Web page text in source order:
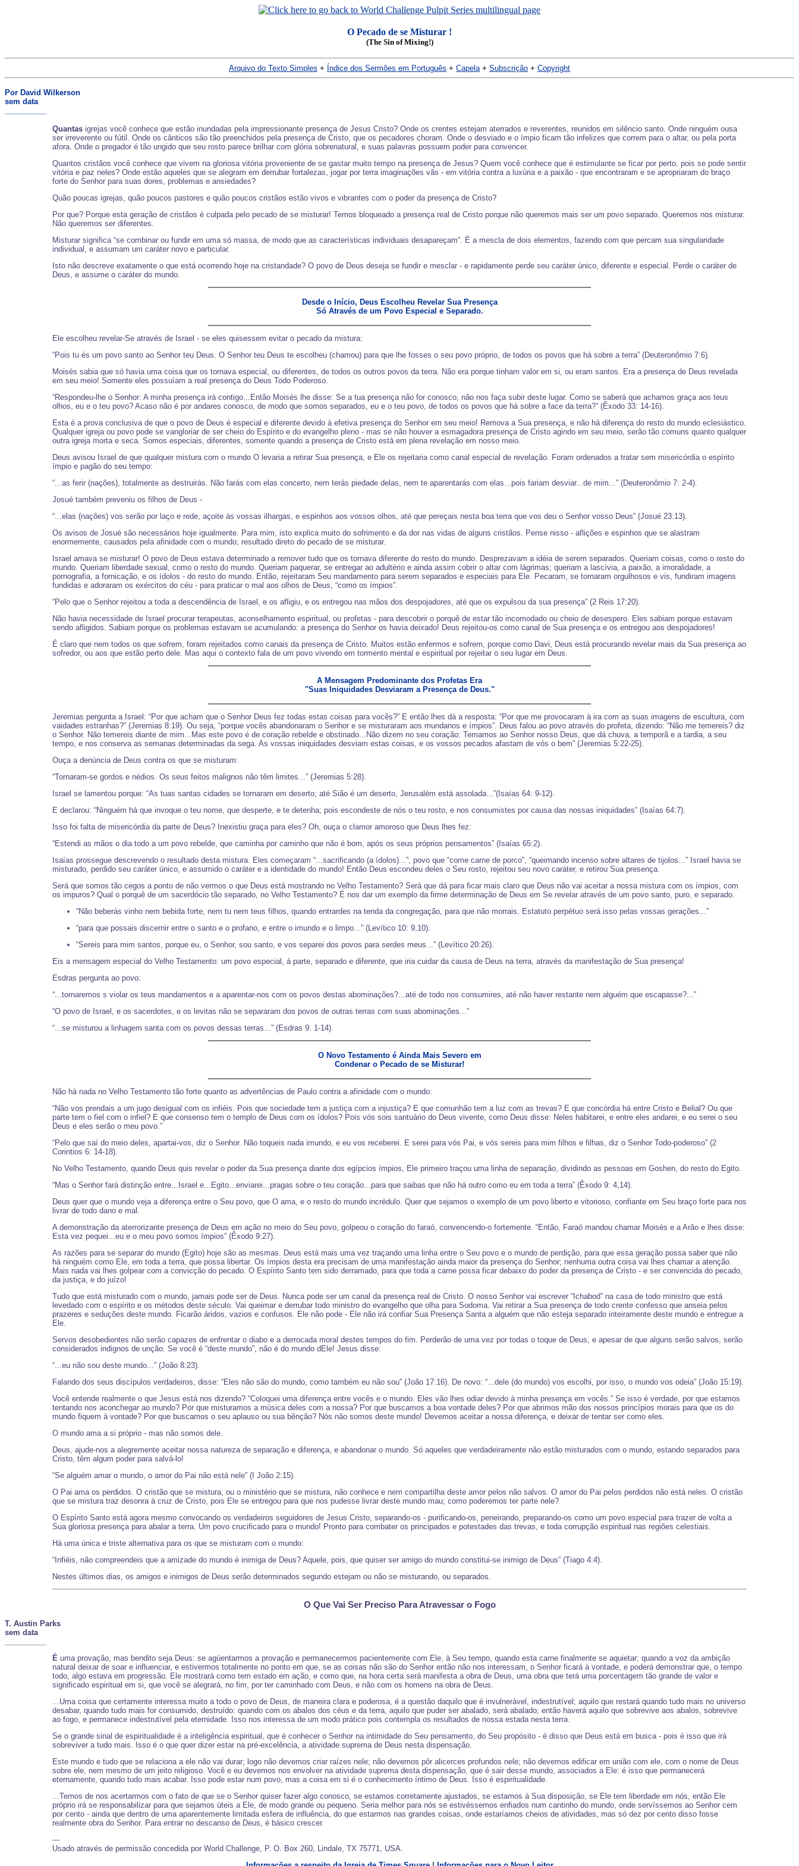
O Pecado de se Misturar !
(The Sin of Mixing!)
Arquivo do Texto Simples + Índice dos Sermões em Português + Capela+ Subscrição + Copyright
Por David Wilkerson
sem data
Quantas igrejas você conhece que estão inundadas pela impressionante presença de Jesus Cristo? Onde os crentes estejam aterrados e reverentes, reunidos em silêncio santo. Onde ninguém ousa
ser irreverente ou fútil. Onde os cânticos são tão preenchidos pela presença de Cristo, que os pecadores choram. Onde o desviado e o ímpio ficam tão infelizes que correm para o altar, ou pela porta
afora. Onde o pregador é tão ungido que seu rosto parece brilhar com glória sobrenatural, e suas palavras possuem poder para convencer.
Quantos cristãos você conhece que vivem na gloriosa vitória proveniente de se gastar muito tempo na presença de Jesus? Quem você conhece que é estimulante se ficar por perto, pois se pode sentir
vitória e paz neles? Onde estão aqueles que se alegram em derrubar fortalezas, jogar por terra imaginações vãs - em vitória contra a luxúria e a paixão - que encontraram e se apropriaram do braço
forte do Senhor para suas dores, problemas e ansiedades?
Quão poucas igrejas, quão poucos pastores e quão poucos cristãos estão vivos e vibrantes com o poder da presença de Cristo?
Por que? Porque esta geração de cristãos é culpada pelo pecado de se misturar! Temos bloqueado a presença real de Cristo porque não queremos mais ser um povo separado. Queremos nos misturar.
Não queremos ser diferentes.
Misturar significa “se combinar ou fundir em uma só massa, de modo que as características individuais desapareçam”. É a mescla de dois elementos, fazendo com que percam sua singularidade
individual, e assumam um caráter novo e particular.
Isto não descreve exatamente o que está ocorrendo hoje na cristandade? O povo de Deus deseja se fundir e mesclar - e rapidamente perde seu caráter único, diferente e especial. Perde o caráter de
Deus, e assume o caráter do mundo.
Desde o Início, Deus Escolheu Revelar Sua Presença
Só Através de um Povo Especial e Separado.
Ele escolheu revelar-Se através de Israel - se eles quisessem evitar o pecado da mistura:
“Pois tu és um povo santo ao Senhor teu Deus. O Senhor teu Deus te escolheu (chamou) para que lhe fosses o seu povo próprio, de todos os povos que há sobre a terra” (Deuteronômio 7:6).
Moisés sabia que só havia uma coisa que os tornava especial, ou diferentes, de todos os outros povos da terra. Não era porque tinham valor em si, ou eram santos. Era a presença de Deus revelada
em seu meio! Somente eles possuíam a real presença do Deus Todo Poderoso.
“Respondeu-lhe o Senhor: A minha presença irá contigo...Então Moisés lhe disse: Se a tua presença não for conosco, não nos faça subir deste lugar. Como se saberá que achamos graça aos teus
olhos, eu e o teu povo? Acaso não é por andares conosco, de modo que somos separados, eu e o teu povo, de todos os povos que há sobre a face da terra?” (Êxodo 33: 14-16).
Esta é a prova conclusiva de que o povo de Deus é especial e diferente devido à efetiva presença do Senhor em seu meio! Remova a Sua presença, e não há diferença do resto do mundo eclesiástico.
Qualquer igreja ou povo pode se vangloriar de ser cheio do Espírito e do evangelho pleno - mas se não houver a esmagadora presença de Cristo agindo em seu meio, serão tão comuns quanto qualquer
outra igreja morta e seca. Somos especiais, diferentes, somente quando a presença de Cristo está em plena revelação em nosso meio.
Deus avisou Israel de que qualquer mistura com o mundo O levaria a retirar Sua presença, e Ele os rejeitaria como canal especial de revelação. Foram ordenados a tratar sem misericórdia o espírito
ímpio e pagão do seu tempo:
“...as ferir (nações), totalmente as destruirás. Não farás com elas concerto, nem terás piedade delas, nem te aparentarás com elas...pois fariam desviar...de mim...” (Deuteronômio 7: 2-4).
Josué também preveniu os filhos de Deus -
“...elas (nações) vos serão por laço e rede, açoite às vossas ilhargas, e espinhos aos vossos olhos, até que pereçais nesta boa terra que vos deu o Senhor vosso Deus” (Josué 23:13).
Os avisos de Josué são necessários hoje igualmente. Para mim, isto explica muito do sofrimento e da dor nas vidas de alguns cristãos. Pense nisso - aflições e espinhos que se alastram
enormemente, causados pela afinidade com o mundo; resultado direto do pecado de se misturar.
Israel amava se misturar! O povo de Deus estava determinado a remover tudo que os tornava diferente do resto do mundo. Desprezavam a idéia de serem separados. Queriam coisas, como o resto do
mundo. Queriam liberdade sexual, como o resto do mundo. Queriam paquerar, se entregar ao adultério e ainda assim cobrir o altar com lágrimas; queriam a lascívia, a paixão, a imoralidade, a
pornografia, a fornicação, e os ídolos - do resto do mundo. Então, rejeitaram Seu mandamento para serem separados e especiais para Ele. Pecaram, se tornaram orgulhosos e vis, fundiram imagens
fundidas e adoraram os exércitos do céu - para praticar o mal aos olhos de Deus, “como os ímpios”.
“Pelo que o Senhor rejeitou a toda a descendência de Israel, e os afligiu, e os entregou nas mãos dos despojadores, até que os expulsou da sua presença” (2 Reis 17:20).
Não havia necessidade de Israel procurar terapeutas, aconselhamento espiritual, ou profetas - para descobrir o porquê de estar tão incomodado ou cheio de desespero. Eles sabiam porque estavam
sendo afligidos. Sabiam porque os problemas estavam se acumulando: a presença do Senhor os havia deixado! Deus rejeitou-os como canal de Sua presença e os entregou aos despojadores!
É claro que nem todos os que sofrem, foram rejeitados como canais da presença de Cristo. Muitos estão enfermos e sofrem, porque como Davi, Deus está procurando revelar mais da Sua presença ao
sofredor, ou aos que estão perto dele. Mas aqui o contexto fala de um povo vivendo em tormento mental e espiritual por rejeitar o seu lugar em Deus.
A Mensagem Predominante dos Profetas Era
"Suas Iniquidades Desviaram a Presença de Deus."
Jeremias pergunta a Israel: “Por que acham que o Senhor Deus fez todas estas coisas para vocês?” E então lhes dá a resposta: “Por que me provocaram à ira com as suas imagens de escultura, com
vaidades estranhas?” (Jeremias 8:19). Ou seja, “porque vocês abandonaram o Senhor e se misturaram aos mundanos e ímpios”. Deus falou ao povo através do profeta, dizendo: “Não me temereis? diz
o Senhor. Não temereis diante de mim...Mas este povo é de coração rebelde e obstinado...Não dizem no seu coração: Temamos ao Senhor nosso Deus, que dá chuva, a temporã e a tardia, a seu
tempo, e nos conserva as semanas determinadas da sega. As vossas iniquidades desviam estas coisas, e os vossos pecados afastam de vós o bem” (Jeremias 5:22-25).
Ouça a denúncia de Deus contra os que se misturam:
“Tornaram-se gordos e nédios. Os seus feitos malignos não têm limites...” (Jeremias 5:28).
Israel se lamentou porque: “As tuas santas cidades se tornaram em deserto; até Sião é um deserto, Jerusalém está assolada...”(Isaías 64: 9-12).
E declarou: “Ninguém há que invoque o teu nome, que desperte, e te detenha; pois escondeste de nós o teu rosto, e nos consumistes por causa das nossas iniquidades” (Isaías 64:7).
Isso foi falta de misericórdia da parte de Deus? Inexistiu graça para eles? Oh, ouça o clamor amoroso que Deus lhes fez:
“Estendi as mãos o dia todo a um povo rebelde, que caminha por caminho que não é bom, após os seus próprios pensamentos” (Isaías 65:2).
Isaías prossegue descrevendo o resultado desta mistura. Eles começaram “...sacrificando (a ídolos)...”, povo que “come carne de porco”, “queimando incenso sobre altares de tijolos...” Israel havia se
misturado, perdido seu caráter único, e assumido o caráter e a identidade do mundo! Então Deus escondeu deles o Seu rosto, rejeitou seu novo caráter, e retirou Sua presença.
Será que somos tão cegos a ponto de não vermos o que Deus está mostrando no Velho Testamento? Será que dá para ficar mais claro que Deus não vai aceitar a nossa mistura com os ímpios, com
os impuros? Qual o porquê de um sacerdócio tão separado, no Velho Testamento? É nos dar um exemplo da firme determinação de Deus em Se revelar através de um povo santo, puro, e separado.
“Não beberás vinho nem bebida forte, nem tu nem teus filhos, quando entrardes na tenda da congregação, para que não morrais. Estatuto perpétuo será isso pelas vossas gerações...”
“para que possais discernir entre o santo e o profano, e entre o imundo e o limpo...” (Levítico 10: 9,10).
“Sereis para mim santos, porque eu, o Senhor, sou santo, e vos separei dos povos para serdes meus...” (Levítico 20:26).
Eis a mensagem especial do Velho Testamento: um povo especial, á parte, separado e diferente, que iria cuidar da causa de Deus na terra, através da manifestação de Sua presença!
Esdras pergunta ao povo:
“...tornaremos s violar os teus mandamentos e a aparentar-nos com os povos destas abominações?...até de todo nos consumires, até não haver restante nem alguém que escapasse?...”
“O povo de Israel, e os sacerdotes, e os levitas não se separaram dos povos de outras terras com suas abominações...”
“...se misturou a linhagem santa com os povos dessas terras...” (Esdras 9: 1-14).
O Novo Testamento é Ainda Mais Severo em
Condenar o Pecado de se Misturar!
Não há nada no Velho Testamento tão forte quanto as advertências de Paulo contra a afinidade com o mundo:
“Não vos prendais a um jugo desigual com os infiéis. Pois que sociedade tem a justiça com a injustiça? E que comunhão tem a luz com as trevas? E que concórdia há entre Cristo e Belial? Ou que
parte tem o fiel com o infiel? E que consenso tem o templo de Deus com os ídolos? Pois vós sois santuário do Deus vivente, como Deus disse: Neles habitarei, e entre eles andarei, e eu serei o seu
Deus e eles serão o meu povo.”
“Pelo que saí do meio deles, apartai-vos, diz o Senhor. Não toqueis nada imundo, e eu vos receberei. E serei para vós Pai, e vós sereis para mim filhos e filhas, diz o Senhor Todo-poderoso” (2
Corintios 6: 14-18).
No Velho Testamento, quando Deus quis revelar o poder da Sua presença diante dos egípcios ímpios, Ele primeiro traçou uma linha de separação, dividindo as pessoas em Goshen, do resto do Egito.
“Mas o Senhor fará distinção entre...Israel e...Egito...enviarei...pragas sobre o teu coração...para que saibas que não há outro como eu em toda a terra” (Êxodo 9: 4,14).
Deus quer que o mundo veja a diferença entre o Seu povo, que O ama, e o resto do mundo incrédulo. Quer que sejamos o exemplo de um povo liberto e vitorioso, confiante em Seu braço forte para nos
livrar de todo dano e mal.
A demonstração da aterrorizante presença de Deus em ação no meio do Seu povo, golpeou o coração do faraó, convencendo-o fortemente. “Então, Faraó mandou chamar Moisés e a Arão e lhes disse:
Esta vez pequei...eu e o meu povo somos ímpios” (Êxodo 9:27).
As razões para se separar do mundo (Egito) hoje são as mesmas. Deus está mais uma vez traçando uma linha entre o Seu povo e o mundo de perdição, para que essa geração possa saber que não
há ninguém como Ele, em toda a terra, que possa libertar. Os ímpios desta era precisam de uma manifestação ainda maior da presença do Senhor; nenhuma outra coisa vai lhes chamar a atenção.
Mais nada vai lhes golpear com a convicção do pecado. O Espírito Santo tem sido derramado, para que toda a carne possa ficar debaixo do poder da presença de Cristo - e ser convencida do pecado,
da justiça, e do juízo!
Tudo que está misturado com o mundo, jamais pode ser de Deus. Nunca pode ser um canal da presença real de Cristo. O nosso Senhor vai escrever “Ichabod” na casa de todo ministro que está
levedado com o espírito e os métodos deste século. Vai queimar e derrubar todo ministro do evangelho que olha para Sodoma. Vai retirar a Sua presença de todo crente confesso que anseia pelos
prazeres e seduções deste mundo. Ficarão áridos, vazios e confusos. Ele não pode - Ele não irá confiar Sua Presença Santa a alguém que não esteja separado inteiramente deste mundo e entregue a
Ele.
Servos desobedientes não serão capazes de enfrentar o diabo e a derrocada moral destes tempos do fim. Perderão de uma vez por todas o toque de Deus, e apesar de que alguns serão salvos, serão
considerados indignos de unção. Se você é “deste mundo”, não é do mundo dEle! Jesus disse:
“...eu não sou deste mundo...” (João 8:23).
Falando dos seus discípulos verdadeiros, disse: “Eles não são do mundo, como também eu não sou” (João 17:16). De novo: “...dele (do mundo) vos escolhi, por isso, o mundo vos odeia” (João 15:19).
Você entende realmente o que Jesus está nos dizendo? “Coloquei uma diferença entre vocês e o mundo. Eles vão lhes odiar devido à minha presença em vocês.” Se isso é verdade, por que estamos
tentando nos aconchegar ao mundo? Por que misturamos a música deles com a nossa? Por que buscamos a boa vontade deles? Por que abrimos mão dos nossos princípios morais para que os do
mundo fiquem à vontade? Por que buscamos o seu aplauso ou sua bênção? Nós não somos deste mundo! Devemos aceitar a nossa diferença, e deixar de tentar ser como eles.
O mundo ama a si próprio - mas não somos dele.
Deus, ajude-nos a alegremente aceitar nossa natureza de separação e diferença, e abandonar o mundo. Só aqueles que verdadeiramente não estão misturados com o mundo, estando separados para
Cristo, têm algum poder para salvá-lo!
“Se alguém amar o mundo, o amor do Pai não está nele” (I João 2:15).
O Pai ama os perdidos. O cristão que se mistura, ou o ministério que se mistura, não conhece e nem compartilha deste amor pelos não salvos. O amor do Pai pelos perdidos não está neles. O cristão
que se mistura traz desonra à cruz de Cristo, pois Ele se entregou para que nos pudesse livrar deste mundo mau; como poderemos ter parte nele?
O Espírito Santo está agora mesmo convocando os verdadeiros seguidores de Jesus Cristo, separando-os - purificando-os, peneirando, preparando-os como um povo especial para trazer de volta a
Sua gloriosa presença para abalar a terra. Um povo crucificado para o mundo! Pronto para combater os principados e potestades das trevas, e toda corrupção espiritual nas regiões celestiais.
Há uma única e triste alternativa para os que se misturam com o mundo:
“Infiéis, não compreendeis que a amizade do mundo é inimiga de Deus? Aquele, pois, que quiser ser amigo do mundo constitui-se inimigo de Deus” (Tiago 4:4).
Nestes últimos dias, os amigos e inimigos de Deus serão determinados segundo estejam ou não se misturando, ou separados.
O Que Vai Ser Preciso Para Atravessar o Fogo
T. Austin Parks
sem data
É uma provação, mas bendito seja Deus: se agüentarmos a provação e permanecermos pacientemente com Ele, à Seu tempo, quando esta carne finalmente se aquietar; quando a voz da ambição
natural deixar de soar e influenciar, e estivermos totalmente no ponto em que, se as coisas não são do Senhor então não nos interessam, o Senhor ficará à vontade, e poderá demonstrar que, o tempo
todo, algo estava em progressão. Ele mostrará como tem estado em ação, e como que, na hora certa será manifesta a obra de Deus, uma obra que terá uma porcentagem tão grande de valor e
significado espiritual em si, que você se alegrará, no fim, por ter caminhado com Deus, e não com os homens na obra de Deus.
...Uma coisa que certamente interessa muito a todo o povo de Deus, de maneira clara e poderosa, é a questão daquilo que é invulnerável, indestrutível; aquilo que restará quando tudo mais no universo
desabar, quando tudo mais for consumido, destruído: quando com os abalos dos céus e da terra, aquilo que puder ser abalado, será abalado; então haverá aquilo que sobrevive aos abalos, sobrevive
ao fogo, e permanece indestrutível pela eternidade. Isso nos interessa de um modo prático pois contempla os resultados de nossa estada nesta terra.
Se o grande sinal de espiritualidade é a inteligência espiritual, que é conhecer o Senhor na intimidade do Seu pensamento, do Seu propósito - é disso que Deus está em busca - pois é isso que irá
sobreviver a tudo mais. Isso é o que quer dizer estar na pré-excelência, a atividade suprema de Deus nesta dispensação.
Este mundo e tudo que se relaciona a ele não vai durar; logo não devemos criar raízes nele; não devemos pôr alicerces profundos nele; não devemos edificar em união com ele, com o nome de Deus
sobre ele, nem mesmo de um jeito religioso. Você e eu devemos nos envolver na atividade suprema desta dispensação, que é sair desse mundo, associados a Ele: é isso que permanecerá
eternamente, quando tudo mais acabar. Isso pode estar num povo, mas a coisa em si é o conhecimento íntimo de Deus. Isso é espiritualidade.
...Temos de nos acertarmos com o fato de que se o Senhor quiser fazer algo conosco, se estamos corretamente ajustados, se estamos à Sua disposição, se Ele tem liberdade em nós, então Ele
próprio irá se responsabilizar para que sejamos úteis a Ele, de modo grande ou pequeno. Seria melhor para nós se estivéssemos enfiados num cantinho do mundo, onde servíssemos ao Senhor cem
por cento - ainda que dentro de uma aparentemente limitada esfera de influência, do que estarmos nas grandes coisas, onde estaríamos cheios de atividades, mas só dez por cento disso fosse
realmente obra do Senhor. Para entrar no descanso de Deus, é básico crescer.
---
Usado através de permissão concedida por World Challenge, P. O. Box 260, Lindale, TX 75771, USA.